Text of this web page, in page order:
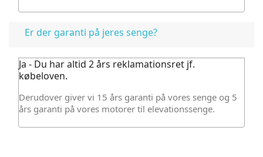
Er der garanti på jeres senge?
Ja - Du har altid 2 års reklamationsret jf.
købeloven.
Derudover giver vi 15 års garanti på vores senge og 5
års garanti på vores motorer til elevationssenge.